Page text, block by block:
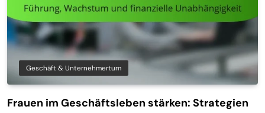
Geschäft & Unternehmertum
Frauen im Geschäftsleben stärken: Strategien